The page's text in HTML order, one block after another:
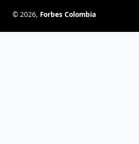
© 2026, Forbes Colombia